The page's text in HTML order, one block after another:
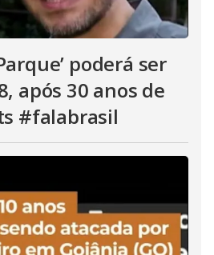
poderá ser
após 30 anos de
#falabrasil